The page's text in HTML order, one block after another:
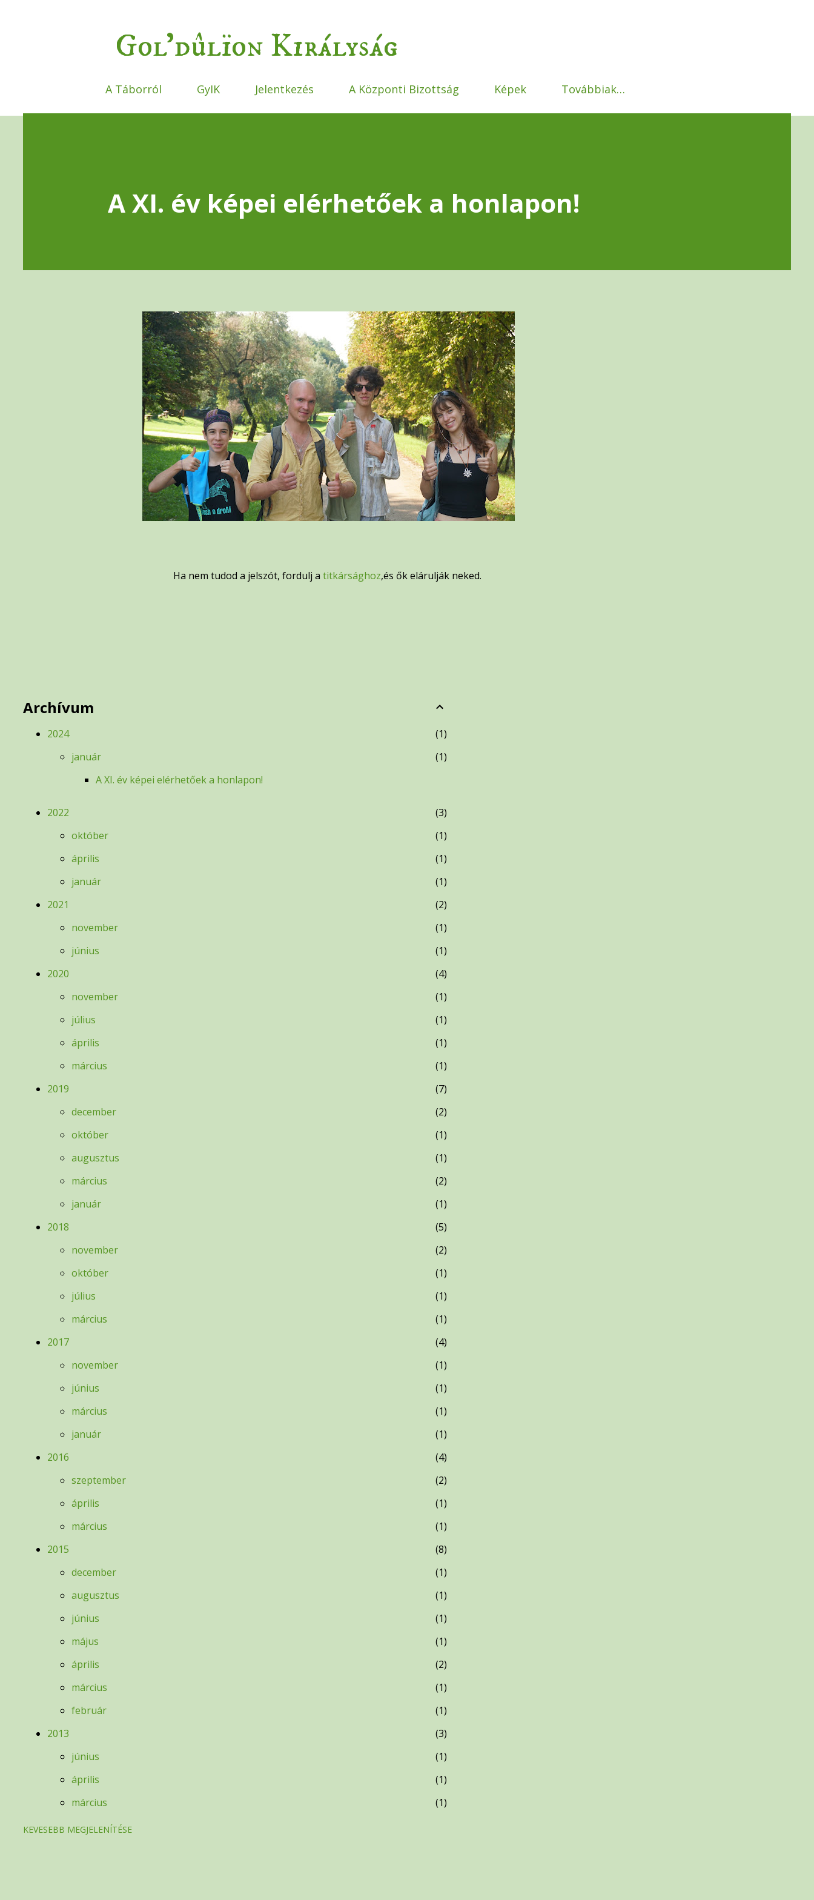
Gol'dûlïon Királyság
A Táborról GyIK Jelentkezés A Központi Bizottság Képek Továbbiak…
A XI. év képei elérhetőek a honlapon!
Ha nem tudod a jelszót, fordulj a titkársághoz,és ők elárulják neked.
Archívum
2024
1
január
1
A XI. év képei elérhetőek a honlapon!
2022
3
október
1
április
1
január
1
2021
2
november
1
június
1
2020
4
november
1
július
1
április
1
március
1
2019
7
december
2
október
1
augusztus
1
március
2
január
1
2018
5
november
2
október
1
július
1
március
1
2017
4
november
1
június
1
március
1
január
1
2016
4
szeptember
2
április
1
március
1
2015
8
december
1
augusztus
1
június
1
május
1
április
2
március
1
február
1
2013
3
június
1
április
1
március
1
KEVESEBB MEGJELENÍTÉSE